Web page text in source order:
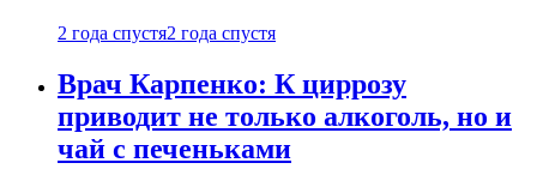
2 года спустя2 года спустя
Врач Карпенко: К циррозу
приводит не только алкоголь, но и
чай с печеньками